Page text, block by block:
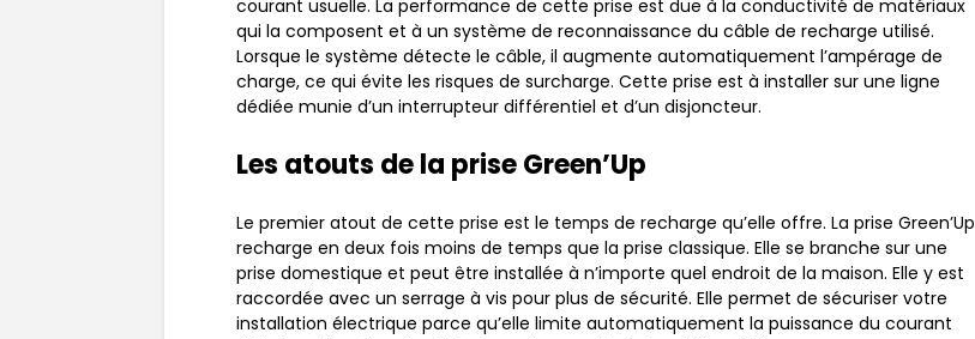
courant usuelle. La performance de cette prise est due à la conductivité de matériaux
qui la composent et à un système de reconnaissance du câble de recharge utilisé.
Lorsque le système détecte le câble, il augmente automatiquement l’ampérage de
charge, ce qui évite les risques de surcharge. Cette prise est à installer sur une ligne
dédiée munie d’un interrupteur différentiel et d’un disjoncteur.
Les atouts de la prise Green’Up
Le premier atout de cette prise est le temps de recharge qu’elle offre. La prise Green’Up
recharge en deux fois moins de temps que la prise classique. Elle se branche sur une
prise domestique et peut être installée à n’importe quel endroit de la maison. Elle y est
raccordée avec un serrage à vis pour plus de sécurité. Elle permet de sécuriser votre
installation électrique parce qu’elle limite automatiquement la puissance du courant